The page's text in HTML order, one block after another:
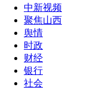
中新视频
聚焦山西
舆情
时政
财经
银行
社会